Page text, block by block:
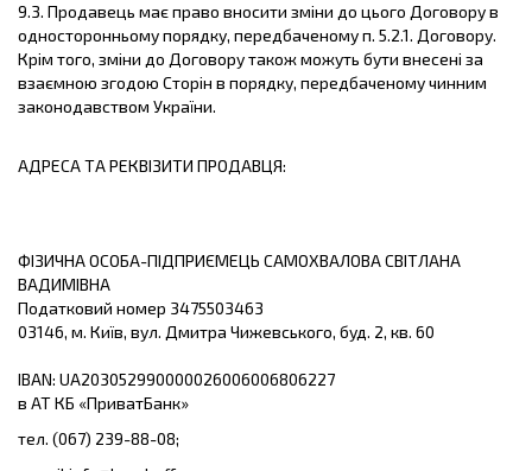
9.3. Продавець має право вносити зміни до цього Договору в
односторонньому порядку, передбаченому п. 5.2.1. Договору.
Крім того, зміни до Договору також можуть бути внесені за
взаємною згодою Сторін в порядку, передбаченому чинним
законодавством України.
АДРЕСА ТА РЕКВІЗИТИ ПРОДАВЦЯ:
ФІЗИЧНА ОСОБА-ПІДПРИЄМЕЦЬ САМОХВАЛОВА СВІТЛАНА
ВАДИМІВНА
Податковий номер 3475503463
03146, м. Київ, вул. Дмитра Чижевського, буд. 2, кв. 60
IBAN: UA203052990000026006006806227
в АТ КБ «ПриватБанк»
тел. (067) 239-88-08;